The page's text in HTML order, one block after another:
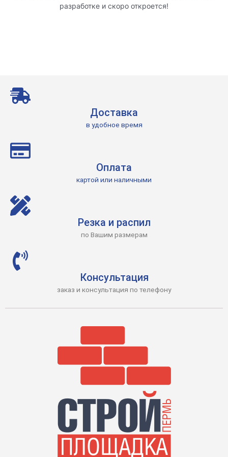
разработке и скоро откроется!
Доставка
в удобное время
Оплата
картой или наличными
Резка и распил
по Вашим размерам
Консультация
заказ и консультация по телефону